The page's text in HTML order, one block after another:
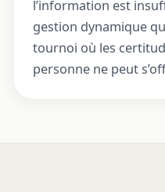
l’information est
gestion dynamique
tournoi où les
personne ne peut